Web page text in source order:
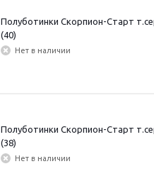
Полуботинки Скорпион-Старт
(40)
Нет в наличии
Полуботинки Скорпион-Старт
(38)
Нет в наличии